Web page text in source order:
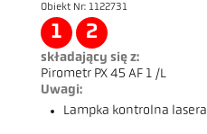
Obiekt Nr: 1122731
1 2
składający się z:
Pirometr PX 45 AF 1 /L
Uwagi:
Lampka kontrolna lasera